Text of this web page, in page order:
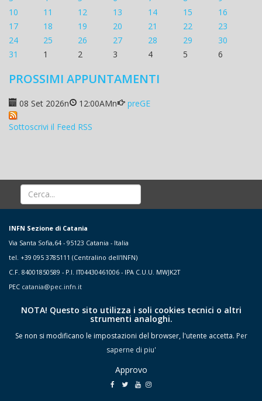
10
11 12 13 14 15
16
17
18 19 20 21 22
23
24
25 26 27 28 29
30
31
1 2 3 4 5 6
PROSSIMI APPUNTAMENTI
08 Set 2026n 12:00AMn preGE
Sottoscrivi il Feed RSS
INFN Sezione di Catania
Via Santa Sofia,64 - 95123 Catania - Italia
tel. +39 095 3785111 (Centralino dell'INFN)
C.F. 84001850589 - P.I. IT04430461006 - IPA C.U.U. MWJK2T
PEC catania@pec.infn.it
NOTA! Questo sito utilizza i soli cookies tecnici o altri
strumenti analoghi.
Se non si modificano le impostazioni del browser, l'utente accetta. Per
saperne di piu'
Approvo